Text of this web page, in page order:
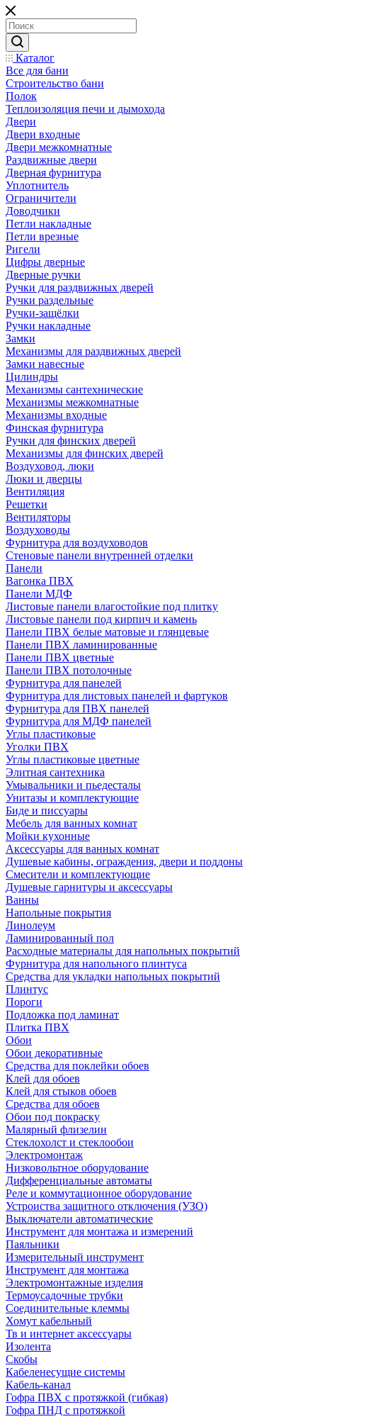
Каталог
Все для бани
Строительство бани
Полок
Теплоизоляция печи и дымохода
Двери
Двери входные
Двери межкомнатные
Раздвижные двери
Дверная фурнитура
Уплотнитель
Ограничители
Доводчики
Петли накладные
Петли врезные
Ригели
Цифры дверные
Дверные ручки
Ручки для раздвижных дверей
Ручки раздельные
Ручки-защёлки
Ручки накладные
Замки
Механизмы для раздвижных дверей
Замки навесные
Цилиндры
Механизмы сантехнические
Механизмы межкомнатные
Механизмы входные
Финская фурнитура
Ручки для финских дверей
Механизмы для финских дверей
Воздуховод, люки
Люки и дверцы
Вентиляция
Решетки
Вентиляторы
Воздуховоды
Фурнитура для воздуховодов
Стеновые панели внутренней отделки
Панели
Вагонка ПВХ
Панели МДФ
Листовые панели влагостойкие под плитку
Листовые панели под кирпич и камень
Панели ПВХ белые матовые и глянцевые
Панели ПВХ ламинированные
Панели ПВХ цветные
Панели ПВХ потолочные
Фурнитура для панелей
Фурнитура для листовых панелей и фартуков
Фурнитура для ПВХ панелей
Фурнитура для МДФ панелей
Углы пластиковые
Уголки ПВХ
Углы пластиковые цветные
Элитная сантехника
Умывальники и пьедесталы
Унитазы и комплектующие
Биде и писсуары
Мебель для ванных комнат
Мойки кухонные
Аксессуары для ванных комнат
Душевые кабины, ограждения, двери и поддоны
Смесители и комплектующие
Душевые гарнитуры и аксессуары
Ванны
Напольные покрытия
Линолеум
Ламинированный пол
Расходные материалы для напольных покрытий
Фурнитура для напольного плинтуса
Средства для укладки напольных покрытий
Плинтус
Пороги
Подложка под ламинат
Плитка ПВХ
Обои
Обои декоративные
Средства для поклейки обоев
Клей для обоев
Клей для стыков обоев
Средства для обоев
Обои под покраску
Малярный флизелин
Стеклохолст и стеклообои
Электромонтаж
Низковольтное оборудование
Дифференциальные автоматы
Реле и коммутационное оборудование
Устроиства защитного отключения (УЗО)
Выключатели автоматические
Инструмент для монтажа и измерений
Паяльники
Измерительный инструмент
Инструмент для монтажа
Электромонтажные изделия
Термоусадочные трубки
Соединительные клеммы
Хомут кабельный
Тв и интернет аксессуары
Изолента
Скобы
Кабеленесущие системы
Кабель-канал
Гофра ПВХ с протяжкой (гибкая)
Гофра ПНД с протяжкой